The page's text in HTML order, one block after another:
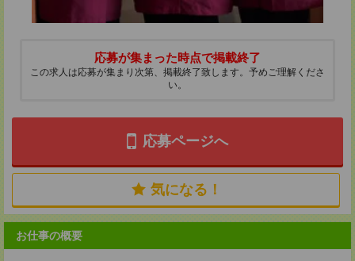
応募が集まった時点で掲載終了
この求人は応募が集まり次第、掲載終了致します。予めご理解くださ
い。
応募ページへ
気になる！
お仕事の概要